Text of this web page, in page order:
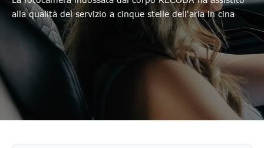
alla qualità del servizio a cinque stelle dell'aria in cina